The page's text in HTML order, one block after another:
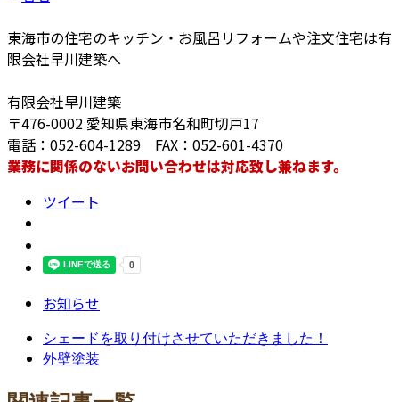
東海市の住宅のキッチン・お風呂リフォームや注文住宅は有
限会社早川建築へ
有限会社早川建築
〒476-0002 愛知県東海市名和町切戸17
電話：052-604-1289 FAX：052-601-4370
業務に関係のないお問い合わせは対応致し兼ねます。
ツイート
お知らせ
シェードを取り付けさせていただきました！
外壁塗装